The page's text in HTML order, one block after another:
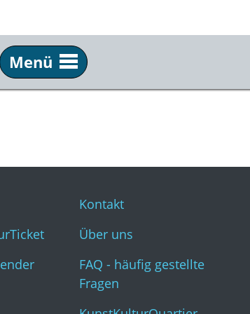
Menü
Kontakt
Über uns
FAQ - häufig gestellte
Fragen